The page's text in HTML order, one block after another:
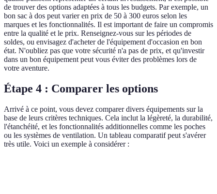
de trouver des options adaptées à tous les budgets. Par exemple, un
bon sac à dos peut varier en prix de 50 à 300 euros selon les
marques et les fonctionnalités. Il est important de faire un compromis
entre la qualité et le prix. Renseignez-vous sur les périodes de
soldes, ou envisagez d'acheter de l'équipement d'occasion en bon
état. N'oubliez pas que votre sécurité n'a pas de prix, et qu'investir
dans un bon équipement peut vous éviter des problèmes lors de
votre aventure.
Étape 4 : Comparer les options
Arrivé à ce point, vous devez comparer divers équipements sur la
base de leurs critères techniques. Cela inclut la légèreté, la durabilité,
l'étanchéité, et les fonctionnalités additionnelles comme les poches
ou les systèmes de ventilation. Un tableau comparatif peut s'avérer
très utile. Voici un exemple à considérer :